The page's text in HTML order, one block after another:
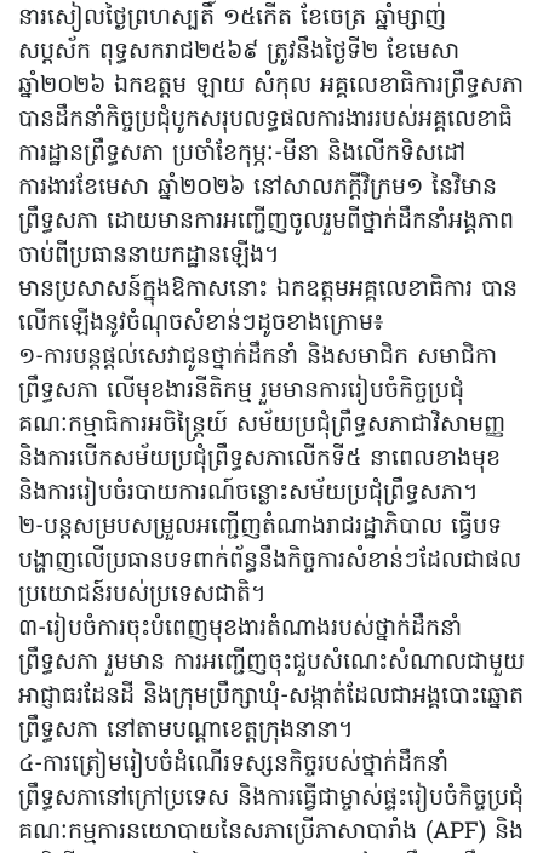
នារសៀលថ្ងៃព្រហស្បតិ៍ ១៥កើត ខែចេត្រ ឆ្នាំម្សាញ់
សប្តស័ក ពុទ្ធសករាជ២៥៦៩ ត្រូវនឹងថ្ងៃទី២ ខែមេសា
ឆ្នាំ២០២៦ ឯកឧត្តម ឡាយ សំកុល អគ្គលេខាធិការព្រឹទ្ធសភា
បានដឹកនាំកិច្ចប្រជុំបូកសរុបលទ្ធផលការងាររបស់អគ្គលេខាធិ
ការដ្ឋានព្រឹទ្ធសភា ប្រចាំខែកុម្ភៈ-មីនា និងលើកទិសដៅ
ការងារខែមេសា ឆ្នាំ២០២៦ នៅសាលភក្តីវិក្រម១ នៃវិមាន
ព្រឹទ្ធសភា ដោយមានការអញ្ជើញចូលរួមពីថ្នាក់ដឹកនាំអង្គភាព
ចាប់ពីប្រធាននាយកដ្ឋានឡើង។
មានប្រសាសន៍ក្នុងឱកាសនោះ ឯកឧត្តមអគ្គលេខាធិការ បាន
លើកឡើងនូវចំណុចសំខាន់ៗដូចខាងក្រោម៖
១-ការបន្តផ្តល់សេវាជូនថ្នាក់ដឹកនាំ និងសមាជិក សមាជិកា
ព្រឹទ្ធសភា លើមុខងារនីតិកម្ម រួមមានការរៀបចំកិច្ចប្រជុំ
គណៈកម្មាធិការអចិន្ត្រៃយ៍ សម័យប្រជុំព្រឹទ្ធសភាជាវិសាមញ្ញ
និងការបើកសម័យប្រជុំព្រឹទ្ធសភាលើកទី៥ នាពេលខាងមុខ
និងការរៀបចំរបាយការណ៍ចន្លោះសម័យប្រជុំព្រឹទ្ធសភា។
២-បន្តសម្របសម្រួលអញ្ជើញតំណាងរាជរដ្ឋាភិបាល ធ្វើបទ
បង្ហាញលើប្រធានបទពាក់ព័ន្ធនឹងកិច្ចការសំខាន់ៗដែលជាផល
ប្រយោជន៍របស់ប្រទេសជាតិ។
៣-រៀបចំការចុះបំពេញមុខងារតំណាងរបស់ថ្នាក់ដឹកនាំ
ព្រឹទ្ធសភា រួមមាន ការអញ្ជើញចុះជួបសំណេះសំណាលជាមួយ
អាជ្ញាធរដែនដី និងក្រុមប្រឹក្សាឃុំ-សង្កាត់ដែលជាអង្គបោះឆ្នោត
ព្រឹទ្ធសភា នៅតាមបណ្តាខេត្តក្រុងនានា។
៤-ការត្រៀមរៀបចំដំណើរទស្សនកិច្ចរបស់ថ្នាក់ដឹកនាំ
ព្រឹទ្ធសភានៅក្រៅប្រទេស និងការធ្វើជាម្ចាស់ផ្ទះរៀបចំកិច្ចប្រជុំ
គណៈកម្មការនយោបាយនៃសភាប្រើភាសាបារាំង (APF) និង